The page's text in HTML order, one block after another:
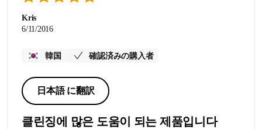
Kris
6/11/2016
韓国 確認済みの購入者
日本語 に翻訳
클린징에 많은 도움이 되는 제품입니다